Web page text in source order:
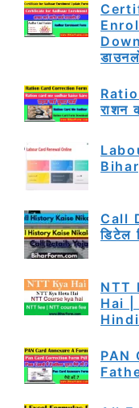
राशन
Call
डिटेल
NTT
Hai |
Hindi
PAN